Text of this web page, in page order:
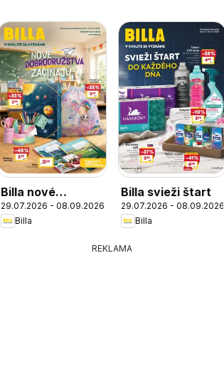
Billa nové
dobrodružstvá
začínajú
29.07.2026 - 08.09.2026
Billa
Billa svieži štart
29.07.2026 - 08.09.2026
Billa
REKLAMA